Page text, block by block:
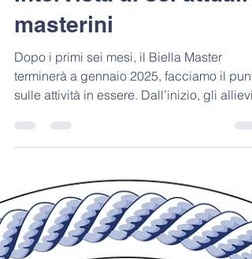
Biella Master
7 giu 2024
Tempo di lettura: 2 min
Intervista ai sei attuali
Dopo i primi sei mesi, il Biella Master
terminerà a gennaio 2025, facciamo il
sulle attività in essere. Dall’inizio, gli